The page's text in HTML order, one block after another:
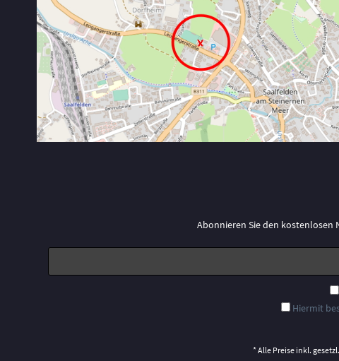
Abonnieren Sie den kostenlosen
Hiermit
* Alle Preise inkl.